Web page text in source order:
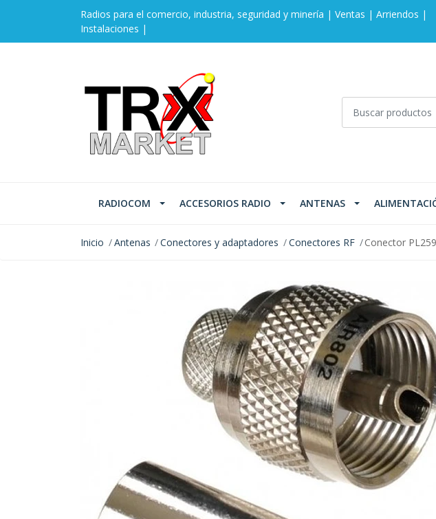
Radios para el comercio, industria, seguridad y minería | Ventas | Arriendos |
Instalaciones |
RADIOCOM ACCESORIOS RADIO ANTENAS
Inicio Antenas Conectores y adaptadores Conectores RF Conector